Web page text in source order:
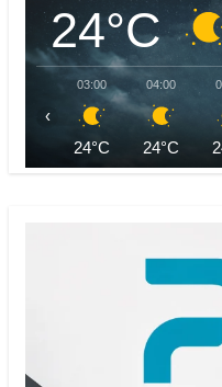
24°C
03:00
24°C
04:00
24°C
‹